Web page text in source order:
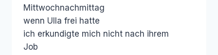
Mittwochnachmittag
wenn Ulla frei hatte
ich erkundigte mich nicht nach ihrem
Job